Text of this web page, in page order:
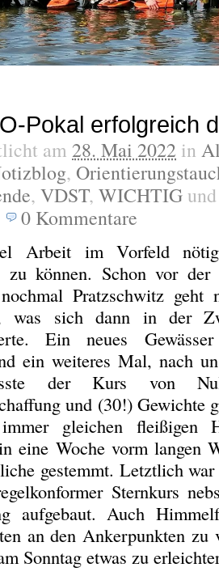
Pokal erfolgreich
am 28. Mai 2022 in
,
, VDST, WICHTIG
0 Kommentare
Arbeit im Vorfeld
zu können. Schon vor der
Pratzschwitz
was sich dann in der
Ein neues
ein weiteres Mal, nach
der Kurs von
und (30!) Gewichte
gleichen fleißigen
eine Woche vorm langen
gestemmt. Letztlich
Sternkurs
aufgebaut. Auch
an den Ankerpunkten zu
Sonntag etwas zu